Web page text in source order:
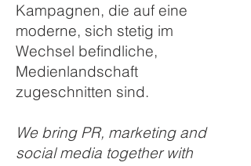
Kampagnen, die auf eine
moderne, sich stetig im
Wechsel befindliche,
Medienlandschaft
zugeschnitten sind.
We bring PR, marketing and
social media together with